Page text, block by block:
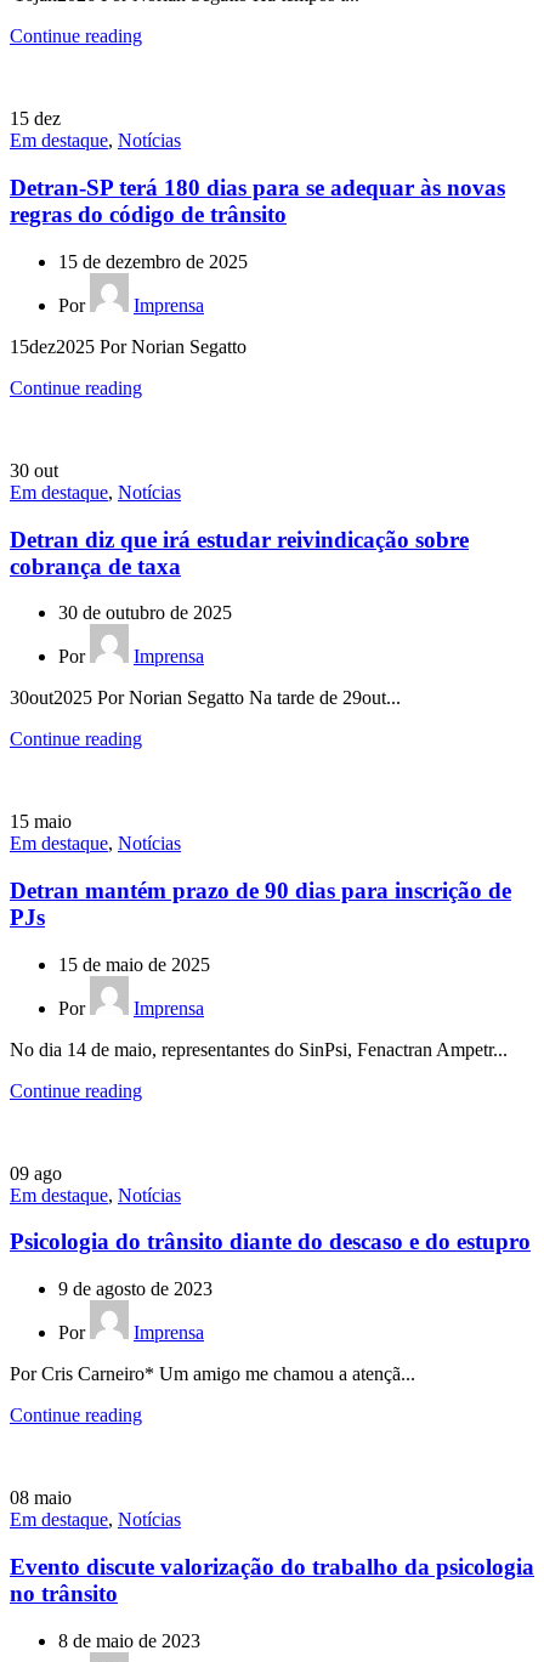
Continue reading
15 dez
Em destaque, Notícias
Detran-SP terá 180 dias para se adequar às novas
regras do código de trânsito
15 de dezembro de 2025
Por
Imprensa
15dez2025 Por Norian Segatto
Continue reading
30 out
Em destaque, Notícias
Detran diz que irá estudar reivindicação sobre
cobrança de taxa
30 de outubro de 2025
Por
Imprensa
30out2025 Por Norian Segatto Na tarde de 29out...
Continue reading
15 maio
Em destaque, Notícias
Detran mantém prazo de 90 dias para inscrição de
PJs
15 de maio de 2025
Por
Imprensa
No dia 14 de maio, representantes do SinPsi, Fenactran Ampetr...
Continue reading
09 ago
Em destaque, Notícias
Psicologia do trânsito diante do descaso e do estupro
9 de agosto de 2023
Por
Imprensa
Por Cris Carneiro* Um amigo me chamou a atençã...
Continue reading
08 maio
Em destaque, Notícias
Evento discute valorização do trabalho da psicologia
no trânsito
8 de maio de 2023